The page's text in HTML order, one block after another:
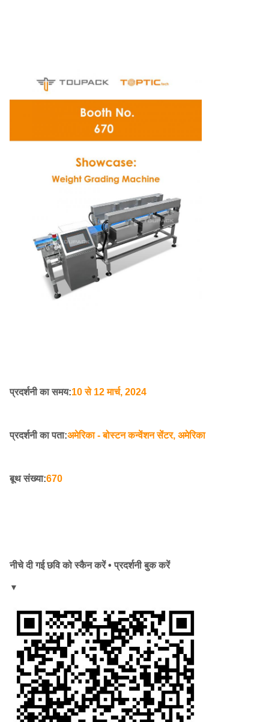
प्रदर्शनी का समय:10 से 12 मार्च, 2024
प्रदर्शनी का पता:अमेरिका - बोस्टन कन्वेंशन सेंटर, अमेरिका
बूथ संख्या:670
नीचे दी गई छवि को स्कैन करें • प्रदर्शनी बुक करें
▼